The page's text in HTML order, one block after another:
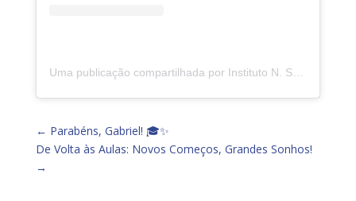
Uma publicação compartilhada por Instituto N. Sra. da Piedade (@insp.jacarepagua)
← Parabéns, Gabriel! 🎓✨
De Volta às Aulas: Novos Começos, Grandes Sonhos!
→